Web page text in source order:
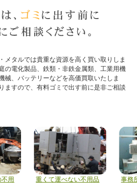
メタルでは貴重な資源を高く買い取りしま
の電化製品、鉄類・非鉄金属類、工業用機
械、バッテリーなどを高価買取いたしま
ますので、有料ゴミで出す前に是非ご相談
用
重くて運べない不用品
事務